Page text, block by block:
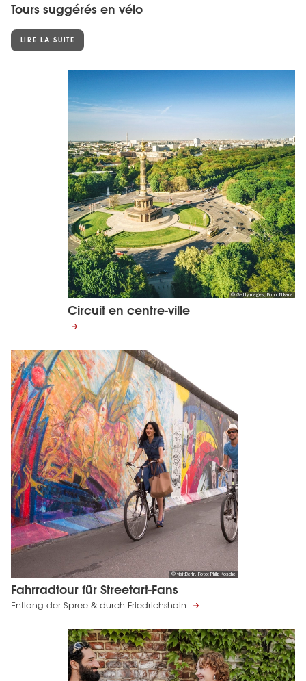
Tours suggérés en vélo
LIRE LA SUITE
© GettyImages, Foto: Nikada
Circuit en centre-ville
© visitBerlin, Foto: Philip Koschel
Fahrradtour für Streetart-Fans
Entlang der Spree & durch Friedrichshain